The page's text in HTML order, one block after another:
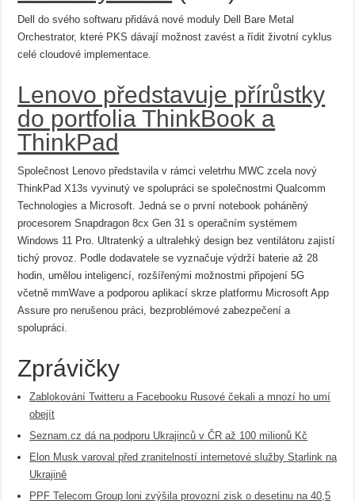
Dell do svého softwaru přidává nové moduly Dell Bare Metal
Orchestrator, které PKS dávají možnost zavést a řídit životní cyklus
celé cloudové implementace.
Lenovo představuje přírůstky
do portfolia ThinkBook a
ThinkPad
Společnost Lenovo představila v rámci veletrhu MWC zcela nový
ThinkPad X13s vyvinutý ve spolupráci se společnostmi Qualcomm
Technologies a Microsoft. Jedná se o první notebook poháněný
procesorem Snapdragon 8cx Gen 31 s operačním systémem
Windows 11 Pro. Ultratenký a ultralehký design bez ventilátoru zajistí
tichý provoz. Podle dodavatele se vyznačuje výdrží baterie až 28
hodin, umělou inteligencí, rozšířenými možnostmi připojení 5G
včetně mmWave a podporou aplikací skrze platformu Microsoft App
Assure pro nerušenou práci, bezproblémové zabezpečení a
spolupráci.
Zprávičky
Zablokování Twitteru a Facebooku Rusové čekali a mnozí ho umí
obejít
Seznam.cz dá na podporu Ukrajinců v ČR až 100 milionů Kč
Elon Musk varoval před zranitelností internetové služby Starlink na
Ukrajině
PPF Telecom Group loni zvýšila provozní zisk o desetinu na 40,5